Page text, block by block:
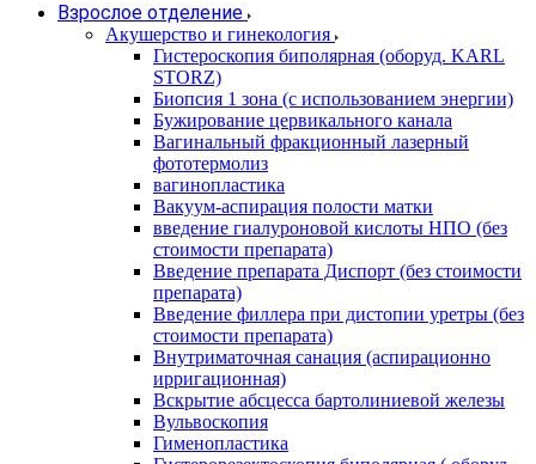
Взрослое отделение
Акушерство и гинекология
Гистероскопия биполярная (оборуд. KARL
STORZ)
Биопсия 1 зона (с использованием энергии)
Бужирование цервикального канала
Вагинальный фракционный лазерный
фототермолиз
вагинопластика
Вакуум-аспирация полости матки
введение гиалуроновой кислоты НПО (без
стоимости препарата)
Введение препарата Диспорт (без стоимости
препарата)
Введение филлера при дистопии уретры (без
стоимости препарата)
Внутриматочная санация (аспирационно
ирригационная)
Вскрытие абсцесса бартолиниевой железы
Вульвоскопия
Гименопластика